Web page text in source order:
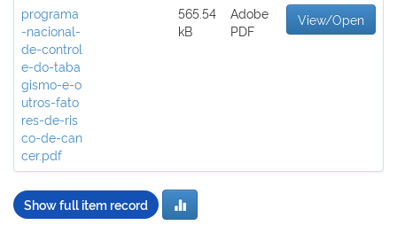
programa
-nacional-
de-control
e-do-taba
gismo-e-o
utros-fato
res-de-ris
co-de-can
cer.pdf
565.54
kB
Adobe
PDF
View/Open
Show full item record